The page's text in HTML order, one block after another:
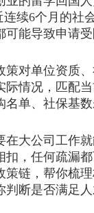
连续6个月的社
能导致申请受
单位资质、
际情况，匹配
单、社保基
公司工作就
扣，任何疏漏
策链，帮你梳
断是否满足